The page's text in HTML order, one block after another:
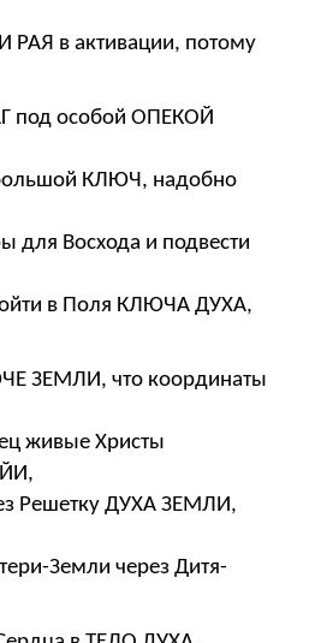
в активации, потому
особой ОПЕКОЙ
КЛЮЧ, надобно
для Восхода и подвести
в Поля КЛЮЧА ДУХА,
ЗЕМЛИ, что координаты
живые Христы
Решетку ДУХА ЗЕМЛИ,
Земли через Дитя-